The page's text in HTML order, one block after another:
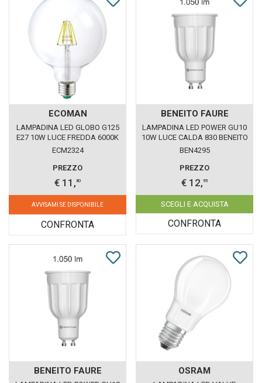
ECOMAN
LAMPADINA LED GLOBO G125
E27 10W LUCE FREDDA 6000K
ECOMAN VETRO TRASPARENTE
ECM2324
PREZZO
€ 11, 80
AVVISAMI SE DISPONIBILE
CONFRONTA
BENEITO FAURE
LAMPADINA LED POWER GU10
10W LUCE CALDA 830 BENEITO
FAURE
BEN4295
PREZZO
€ 12,95
SCEGLI E ACQUISTA
CONFRONTA
BENEITO FAURE OSRAM